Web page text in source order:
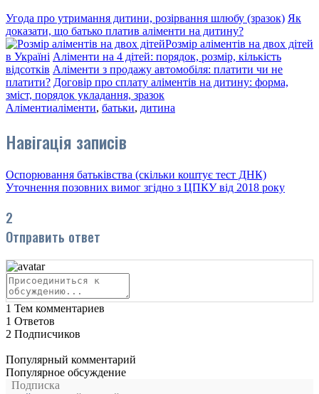
Угода про утримання дитини, розірвання шлюбу (зразок) Як
доказати, що батько платив аліменти на дитину?
Розмір аліментів на двох дітей
в Україні Аліменти на 4 дітей: порядок, розмір, кількість
відсотків Аліменти з продажу автомобіля: платити чи не
платити? Договір про сплату аліментів на дитину: форма,
зміст, порядок укладання, зразок
Аліментиаліменти, батьки, дитина
Навігація записів
Оспорювання батьківства (скільки коштує тест ДНК)
Уточнення позовних вимог згідно з ЦПКУ від 2018 року
2
Отправить ответ
1 Тем комментариев
1 Ответов
2 Подписчиков
Популярный комментарий
Популярное обсуждение
Подписка